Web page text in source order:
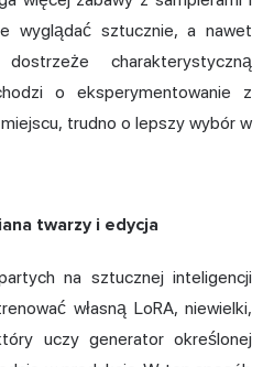
wyglądać sztucznie, a nawet
charakterystyczną
o eksperymentowanie z
trudno o lepszy wybór w
twarzy i edycja
na sztucznej inteligencji
własną LoRA, niewielki,
uczy generator określonej